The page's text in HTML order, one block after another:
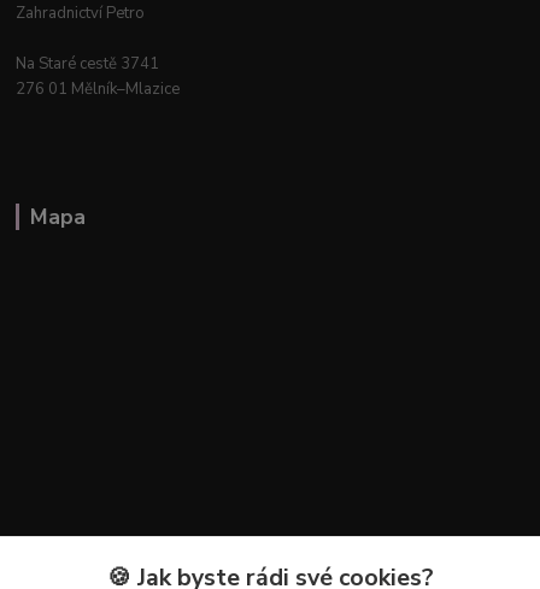
Zahradnictví Petro
Na Staré cestě 3741
276 01 Mělník–Mlazice
Mapa
Kontakty🍪 Jak byste rádi své cookies?